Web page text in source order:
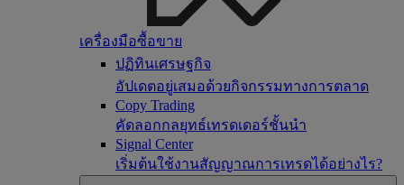
เครื่องมือซื้อขาย
ปฏิทินเศรษฐกิจ
อัปเดตอยู่เสมอด้วยกิจกรรมทางการตลาด
Copy Trading
คัดลอกกลยุทธ์เทรดเดอร์ชั้นนำ
Signal Center
เริ่มต้นใช้งานสัญญาณการเทรดได้อย่างไร?